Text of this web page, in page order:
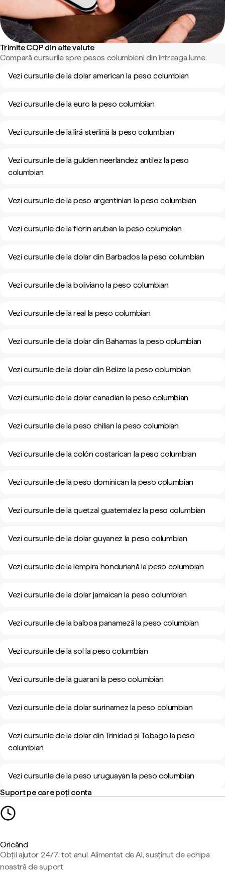
Trimite COP din alte valute
Compară cursurile spre pesos columbieni din întreaga lume.
Vezi cursurile de la dolar american la peso columbian
Vezi cursurile de la euro la peso columbian
Vezi cursurile de la liră sterlină la peso columbian
Vezi cursurile de la gulden neerlandez antilez la peso
columbian
Vezi cursurile de la peso argentinian la peso columbian
Vezi cursurile de la florin aruban la peso columbian
Vezi cursurile de la dolar din Barbados la peso columbian
Vezi cursurile de la boliviano la peso columbian
Vezi cursurile de la real la peso columbian
Vezi cursurile de la dolar din Bahamas la peso columbian
Vezi cursurile de la dolar din Belize la peso columbian
Vezi cursurile de la dolar canadian la peso columbian
Vezi cursurile de la peso chilian la peso columbian
Vezi cursurile de la colón costarican la peso columbian
Vezi cursurile de la peso dominican la peso columbian
Vezi cursurile de la quetzal guatemalez la peso columbian
Vezi cursurile de la dolar guyanez la peso columbian
Vezi cursurile de la lempira honduriană la peso columbian
Vezi cursurile de la dolar jamaican la peso columbian
Vezi cursurile de la balboa panameză la peso columbian
Vezi cursurile de la sol la peso columbian
Vezi cursurile de la guarani la peso columbian
Vezi cursurile de la dolar surinamez la peso columbian
Vezi cursurile de la dolar din Trinidad și Tobago la peso
columbian
Vezi cursurile de la peso uruguayan la peso columbian
Suport pe care poți conta
Oricând
Obții ajutor 24/7, tot anul. Alimentat de AI, susținut de echipa
noastră de suport.